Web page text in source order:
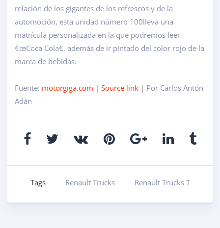
relación de los gigantes de los refrescos y de la
automoción, esta unidad número 100lleva una
matrícula personalizada en la que podremos leer
€œCoca Cola€, además de ir pintado del color rojo de la
marca de bebidas.
Fuente: motorgiga.com | Source link | Por Carlos Antón
Adán
Tags Renault Trucks Renault Trucks T